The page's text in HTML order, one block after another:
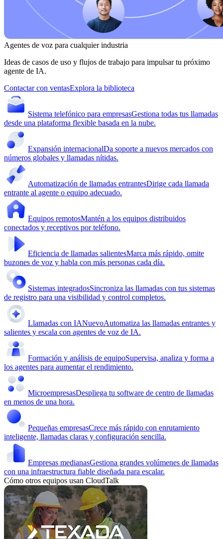
Agentes de voz para cualquier industria
Ideas de casos de uso y flujos de trabajo para impulsar tu próximo
agente de IA.
Contactar con ventasExplora la biblioteca
Sistema telefónico para empresasGestiona todas tus llamadas
desde una plataforma flexible basada en la nube.
Expansión internacionalDa soporte a nuevos mercados con
números globales y llamadas nítidas.
Automatización de llamadas entrantesDirige cada llamada
entrante al agente o equipo adecuado.
Equipos remotosMantén a los equipos distribuidos
conectados y receptivos por teléfono.
Eficiencia de llamadas salientesMarca más rápido, omite
buzones de voz y habla con más personas cada día.
Sistemas integradosSincroniza las llamadas con tus sistemas
de registro para una visibilidad y control completos.
Llamadas con IANuevoAutomatiza las llamadas entrantes y
salientes y escala con agentes de voz de IA.
Formación y análisis de equipoSupervisa, analiza y forma a
los agentes para aumentar el rendimiento.
MicroempresasDespliega tu software de centro de llamadas
en menos de una hora.
Pequeñas empresasCrece más rápido con enrutamiento
inteligente, llamadas claras y configuración sencilla.
Empresas medianasGestiona grandes volúmenes de llamadas
con una infraestructura fiable diseñada para escalar.
Cómo otros equipos usan CloudTalk